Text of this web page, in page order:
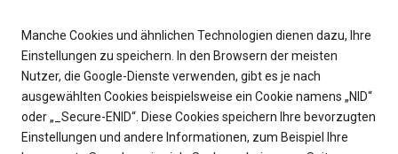
Manche Cookies und ähnlichen Technologien dienen dazu, Ihre
Einstellungen zu speichern. In den Browsern der meisten
Nutzer, die Google-Dienste verwenden, gibt es je nach
ausgewählten Cookies beispielsweise ein Cookie namens „NID“
oder „_Secure-ENID“. Diese Cookies speichern Ihre bevorzugten
Einstellungen und andere Informationen, zum Beispiel Ihre